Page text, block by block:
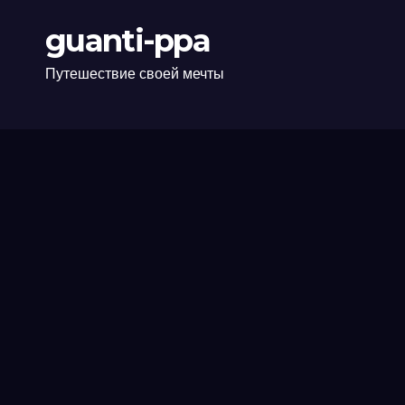
guanti-ppa
Путешествие своей мечты